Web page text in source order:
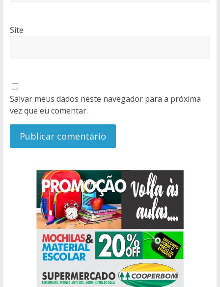
Site
Salvar meus dados neste navegador para a próxima
vez que eu comentar.